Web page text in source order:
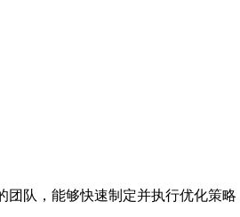
团队，能够快速制定并执行优化策略